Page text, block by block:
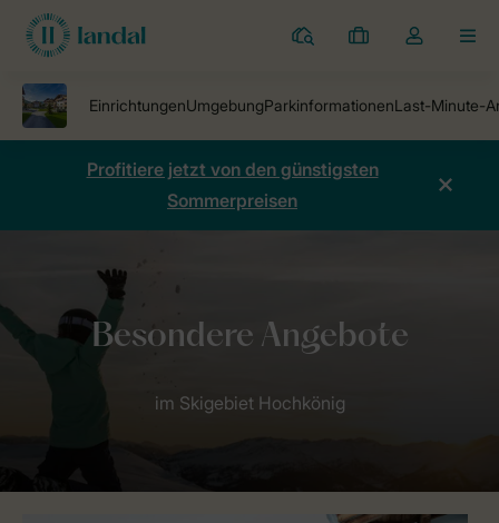
Ferienparks
Meine
Dropdown-
öffnen
Profitiere jetzt von den günstigsten
Sommerpreisen
Ferienparks